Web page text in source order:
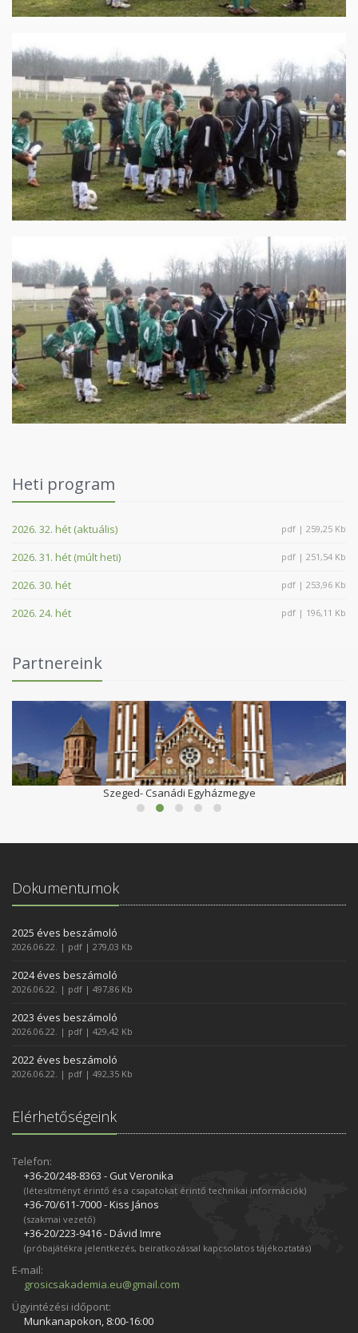
Heti program
2026. 32. hét (aktuális) pdf | 259,25 Kb
2026. 31. hét (múlt heti) pdf | 251,54 Kb
2026. 30. hét pdf | 253,96 Kb
2026. 24. hét pdf | 196,11 Kb
Partnereink
Szeged- Csanádi Egyházmegye
Dokumentumok
2025 éves beszámoló
2026.06.22. | pdf | 279,03 Kb
2024 éves beszámoló
2026.06.22. | pdf | 497,86 Kb
2023 éves beszámoló
2026.06.22. | pdf | 429,42 Kb
2022 éves beszámoló
2026.06.22. | pdf | 492,35 Kb
Elérhetőségeink
Telefon:
+36-20/248­-8363 - Gut Veronika
(létesítményt érintő és a csapatokat érintő technikai információk)
+36-70/611­-7000 - Kiss János
(szakmai vezető)
+36-20/223­-9416 - Dávid Imre
(próbajátékra jelentkezés, beiratkozással kapcsolatos tájékoztatás)
E-mail:
grosicsakademia.eu@gmail.com
Ügyintézési időpont:
Munkanapokon, 8:00-16:00